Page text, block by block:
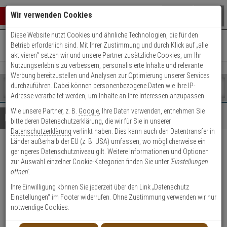
Warenkorb schließen
0 ARTIKEL IM WARENKORB
Ihr Warenkorb ist momentan leer.
Ergebnisse ()
Fertig
Shop
durchsuchen
Bitte
geben
Sie
mindestens
Zeichen
ein,
um
Suche
Es
wurde
noch
Kategorien
Suche
gestartet
+49 (0)821 899 493-0Mo. - Do.: 8:00 - 16:30 | Fr.: 8:00 - 14:00 Uhr
Kontaktservice nutzen
Details Beratung
iLOQ Europrofile-
Werkzeugsatz für D10 Zylinder
Produktmerkmale
Datenblatt drucken
Wir verwenden Cookies
Diese Website nutzt Cookies und ähnliche Technologien, die für den
Betrieb erforderlich sind. Mit Ihrer Zustimmung und durch Klick auf „alle
aktivieren“ setzen wir und unsere Partner zusätzliche Cookies, um Ihr
Nutzungserlebnis zu verbessern, personalisierte Inhalte und relevante
Werbung bereitzustellen und Analysen zur Optimierung unserer Services
durchzuführen. Dabei können personenbezogene Daten wie Ihre IP-
Adresse verarbeitet werden, um Inhalte an Ihre Interessen anzupassen.
Wie unsere Partner, z. B. Google , Ihre Daten verwenden, entnehmen Sie
bitte deren Datenschutzerklärung, die wir für Sie in unserer
Datenschutzerklärung verlinkt haben. Dies kann auch den Datentransfer in
Länder außerhalb der EU (z. B. USA) umfassen, wo möglicherweise ein
geringeres Datenschutzniveau gilt. Weitere Informationen und Optionen
zur Auswahl einzelner Cookie-Kategorien finden Sie unter 'Einstellungen
öffnen'.
Ihre Einwilligung können Sie jederzeit über den Link „Datenschutz
Einstellungen“ im Footer widerrufen. Ohne Zustimmung verwenden wir nur
notwendige Cookies.